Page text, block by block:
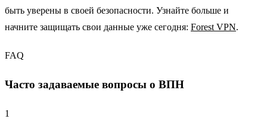
быть уверены в своей безопасности. Узнайте больше и
начните защищать свои данные уже сегодня: Forest VPN.
FAQ
Часто задаваемые вопросы о ВПН
1